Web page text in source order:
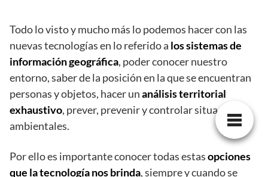
Todo lo visto y mucho más lo podemos hacer con las
nuevas tecnologías en lo referido a los sistemas de
información geográfica, poder conocer nuestro
entorno, saber de la posición en la que se encuentran
personas y objetos, hacer unanálisis territorial
exhaustivo, prever, prevenir y controlar situaciones
ambientales.
Por ello es importante conocer todas estasopciones
que la tecnología nos brinda, siempre y cuando se